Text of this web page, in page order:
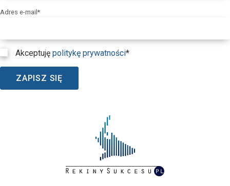
Adres e-mail*
Akceptuję politykę prywatności*
ZAPISZ SIĘ